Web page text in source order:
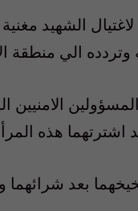
الشهيد
وتردده الي منطقة
اشترتهما هذه
بعد